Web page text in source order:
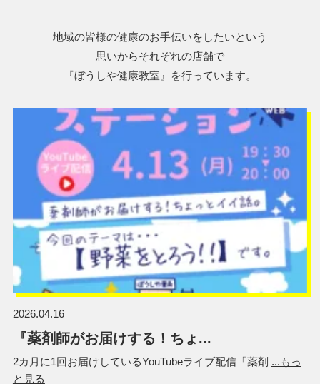
地域の皆様の健康のお手伝いをしたいという
思いからそれぞれの店舗で
『ぼうしや健康教室』を行っています。
2026.04.16
『薬剤師がお届けする！ちょ...
2カ月に1回お届けしているYouTubeライブ配信「薬剤 ...もっ
と見る